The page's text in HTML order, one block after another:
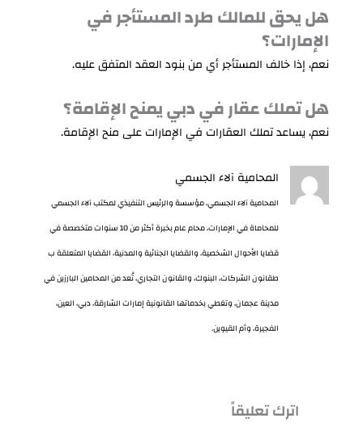
هل يحق للمالك طرد المستأجر في
الإمارات؟
نعم، إذا خالف المستأجر أي من بنود العقد المتفق عليه.
هل تملك عقار في دبي يمنح الإقامة؟
نعم، يساعد تملك العقارات في الإمارات على منح الإقامة.
المحامية آلاء الجسمي
المحامية آلاء الجسمي، مؤسسة والرئيس التنفيذي لمكتب آلاء الجسمي
للمحاماة في الإمارات، محام عام بخبرة أكثر من 10 سنوات متخصصة في
قضايا الأحوال الشخصية، والقضايا الجنائية والمدنية، القضايا المتعلقة ب
طقانون الشركات، البنوك، والقانون التجاري، تُعد من المحامين البارزين في
مدينة عجمان، وتغطي بخدماتها القانونية إمارات الشارقة، دبي، العين،
الفجيرة، وأم القيوين.
اترك تعليقاً